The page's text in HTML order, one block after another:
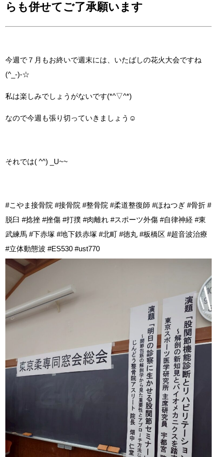
らも併せてご了承願います
今週で７月もお終いで週末には、いたばしの花火大会ですね
(^_-)-☆
私は楽しみでしょうがないです(*^▽^*)
なので今週も張り切っていきましょう☺
それでは( ^^) _U~~
#こやま接骨院 #接骨院 #整骨院 #柔道整復師 #ほねつぎ #骨折 #
脱臼 #捻挫 #挫傷 #打撲 #肉離れ #スポーツ外傷 #自律神経 #東
武練馬 #下赤塚 #地下鉄赤塚 #北町 #徳丸 #板橋区 #超音波治療
#立体動態波 #ES530 #ust770